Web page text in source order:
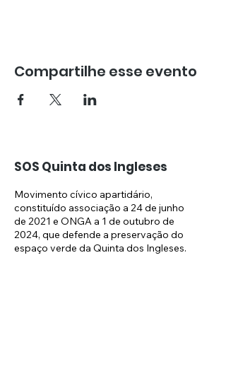
Compartilhe esse evento
SOS Quinta dos Ingleses
Movimento cívico apartidário,
constituído associação a 24 de junho
de 2021 e ONGA a 1 de outubro de
2024, que defende a preservação do
espaço verde da Quinta dos Ingleses.